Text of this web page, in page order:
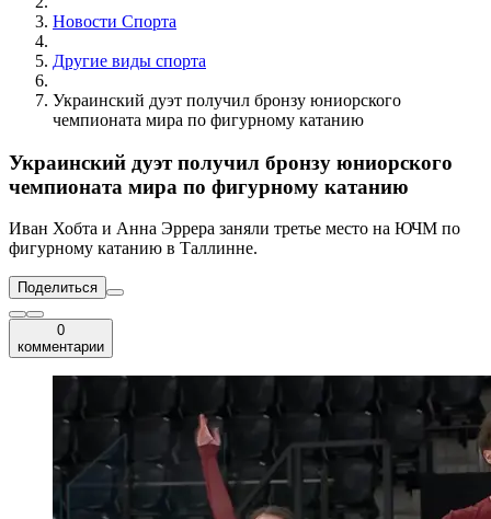
Новости Cпорта
Другие виды спорта
Украинский дуэт получил бронзу юниорского
чемпионата мира по фигурному катанию
Украинский дуэт получил бронзу юниорского
чемпионата мира по фигурному катанию
Иван Хобта и Анна Эррера заняли третье место на ЮЧМ по
фигурному катанию в Таллинне.
Поделиться
0
комментарии